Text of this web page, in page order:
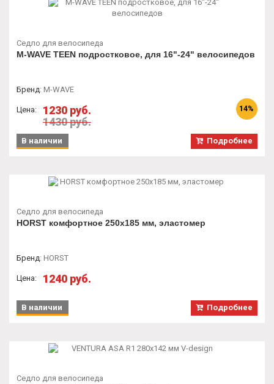
Седло для велосипеда
M-WAVE TEEN подростковое, для 16"-24" велосипедов
Бренд: M-WAVE
Цена:
1230 руб.
1430 руб.
14%
Подробнее
В наличии
Седло для велосипеда
HORST комфортное 250x185 мм, эластомер
Бренд: HORST
Цена: 1240 руб.
Подробнее
В наличии
Седло для велосипеда